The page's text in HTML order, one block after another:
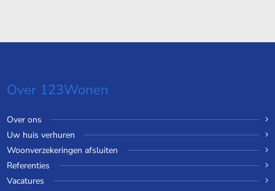
Over 123Wonen
Over ons
Uw huis verhuren
Woonverzekeringen afsluiten
Referenties
Vacatures